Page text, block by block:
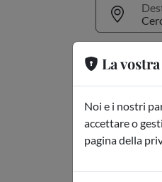
2
La
Noi e i nostri
accettare o
pagina della